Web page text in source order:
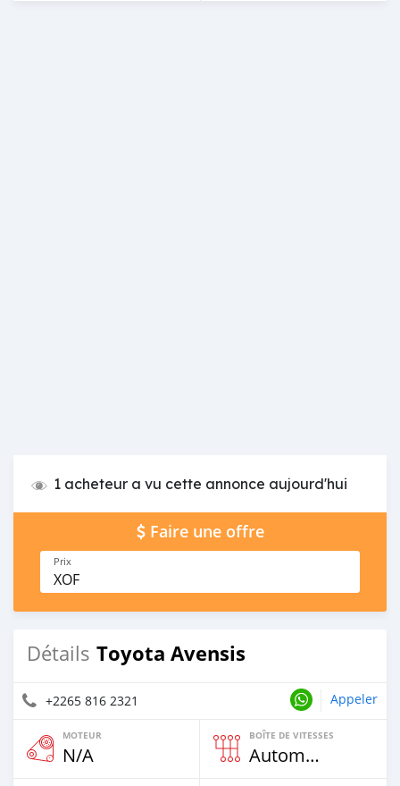
1 acheteur a vu cette annonce aujourd'hui
Faire une offre
Prix
XOF
Détails Toyota Avensis
+2265 816 2321 Appeler
MOTEUR
N/A
BOÎTE DE VITESSES
Automatique